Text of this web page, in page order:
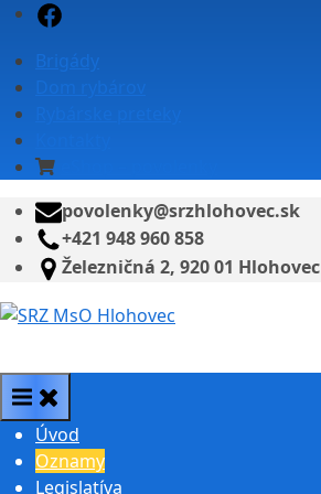
Skip
content
Facebook
Brigády
Dom rybárov
povolenky@srzhlohovec.sk
+421 948 960 858
Železničná 2, 920 01 Hlohovec
Úvod
Oznamy
Legislatíva